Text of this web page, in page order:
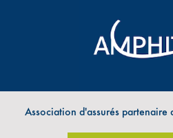
Association d'assurés partenaire